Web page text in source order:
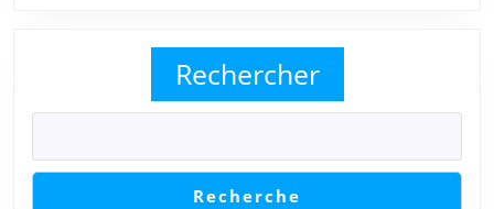
Rendez-
vousRechercher
Recherche